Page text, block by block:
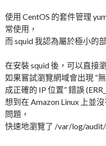
使用 CentOS 的套件管理
常使用，
而 squid 我認為屬於極小的
在安裝 squid 後，可以直接
如果嘗試瀏覽網域會出現 “
成正確的 IP 位置” 錯誤
想到在 Amazon Linux 上並
問題，
快速地瀏覽了 /var/log/